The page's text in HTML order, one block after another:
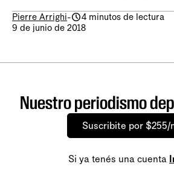
Pierre Arrighi-
4 minutos de lectura
9 de junio de 2018
Nuestro periodismo
Suscribite por $255/
Si ya tenés una cuenta